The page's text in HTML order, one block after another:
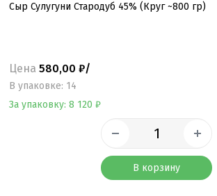
Сыр Сулугуни Стародуб 45% (Круг ~800 гр)
Цена 580,00 ₽/
B упаковке: 14
За упаковку: 8 120 ₽
В корзину